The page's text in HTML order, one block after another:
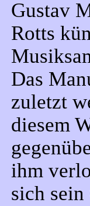
Gustav
Rotts
Das
zuletzt
diesem
ihm
sich